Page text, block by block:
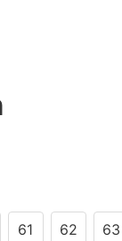
61 62 63